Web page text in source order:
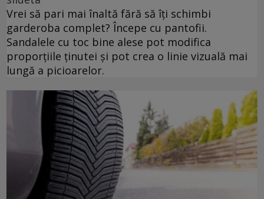
Vrei să pari mai înaltă fără să îți schimbi
garderoba complet? Începe cu pantofii.
Sandalele cu toc bine alese pot modifica
proporțiile ținutei și pot crea o linie vizuală mai
lungă a picioarelor.